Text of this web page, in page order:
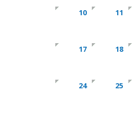
10 11
17 18
24 25